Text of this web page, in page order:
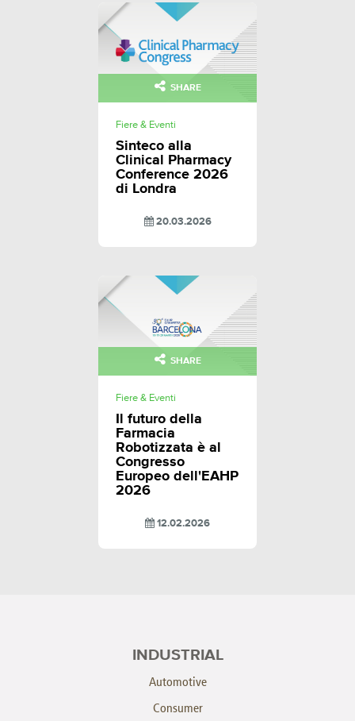
SHARE
Fiere & Eventi
Sinteco alla
Clinical Pharmacy
Conference 2026
di Londra
20.03.2026
SHARE
Fiere & Eventi
Il futuro della
Farmacia
Robotizzata è al
Congresso
Europeo dell'EAHP
2026
12.02.2026
INDUSTRIAL
Automotive
Consumer